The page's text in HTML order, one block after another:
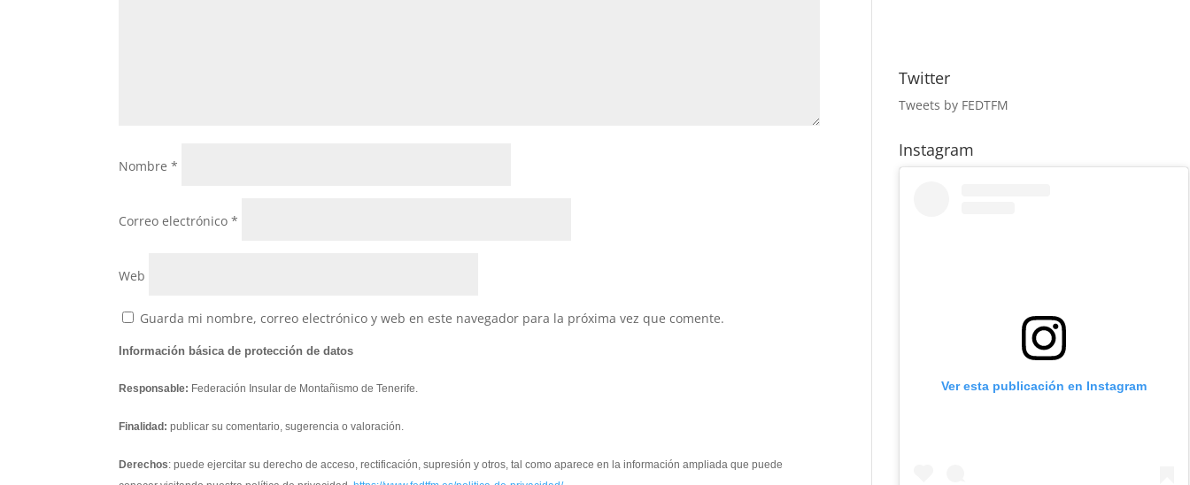
Nombre*
Correo electrónico*
Web
Guarda mi nombre, correo electrónico y web en este navegador para la próxima vez que comente.
Información básica de protección de datos
Responsable: Federación Insular de Montañismo de Tenerife.
Finalidad: publicar su comentario, sugerencia o valoración.
Derechos: puede ejercitar su derecho de acceso, rectificación, supresión y otros, tal como aparece en la información ampliada que puede
Twitter
Tweets by FEDTFM
Instagram
Ver esta publicación en Instagram